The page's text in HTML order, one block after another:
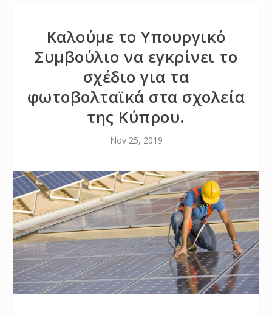
Καλούμε το Υπουργικό
Συμβούλιο να εγκρίνει το
σχέδιο για τα
φωτοβολταϊκά στα σχολεία
της Κύπρου.
Nov 25, 2019